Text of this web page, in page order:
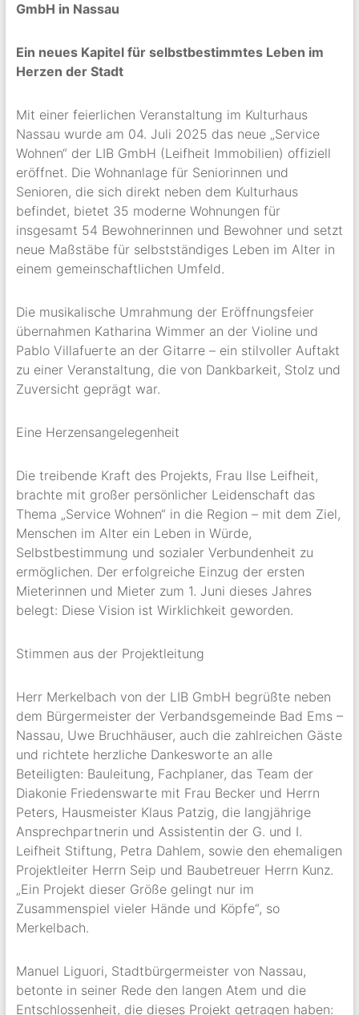
GmbH in Nassau
Ein neues Kapitel für selbstbestimmtes Leben im
Herzen der Stadt
Mit einer feierlichen Veranstaltung im Kulturhaus
Nassau wurde am 04. Juli 2025 das neue „Service
Wohnen“ der LIB GmbH (Leifheit Immobilien) offiziell
eröffnet. Die Wohnanlage für Seniorinnen und
Senioren, die sich direkt neben dem Kulturhaus
befindet, bietet 35 moderne Wohnungen für
insgesamt 54 Bewohnerinnen und Bewohner und setzt
neue Maßstäbe für selbstständiges Leben im Alter in
einem gemeinschaftlichen Umfeld.
Die musikalische Umrahmung der Eröffnungsfeier
übernahmen Katharina Wimmer an der Violine und
Pablo Villafuerte an der Gitarre – ein stilvoller Auftakt
zu einer Veranstaltung, die von Dankbarkeit, Stolz und
Zuversicht geprägt war.
Eine Herzensangelegenheit
Die treibende Kraft des Projekts, Frau Ilse Leifheit,
brachte mit großer persönlicher Leidenschaft das
Thema „Service Wohnen“ in die Region – mit dem Ziel,
Menschen im Alter ein Leben in Würde,
Selbstbestimmung und sozialer Verbundenheit zu
ermöglichen. Der erfolgreiche Einzug der ersten
Mieterinnen und Mieter zum 1. Juni dieses Jahres
belegt: Diese Vision ist Wirklichkeit geworden.
Stimmen aus der Projektleitung
Herr Merkelbach von der LIB GmbH begrüßte neben
dem Bürgermeister der Verbandsgemeinde Bad Ems –
Nassau, Uwe Bruchhäuser, auch die zahlreichen Gäste
und richtete herzliche Dankesworte an alle
Beteiligten: Bauleitung, Fachplaner, das Team der
Diakonie Friedenswarte mit Frau Becker und Herrn
Peters, Hausmeister Klaus Patzig, die langjährige
Ansprechpartnerin und Assistentin der G. und I.
Leifheit Stiftung, Petra Dahlem, sowie den ehemaligen
Projektleiter Herrn Seip und Baubetreuer Herrn Kunz.
„Ein Projekt dieser Größe gelingt nur im
Zusammenspiel vieler Hände und Köpfe“, so
Merkelbach.
Manuel Liguori, Stadtbürgermeister von Nassau,
betonte in seiner Rede den langen Atem und die
Entschlossenheit, die dieses Projekt getragen haben: